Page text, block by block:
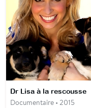
Dr Lisa à la rescousse
Documentaire • 2015